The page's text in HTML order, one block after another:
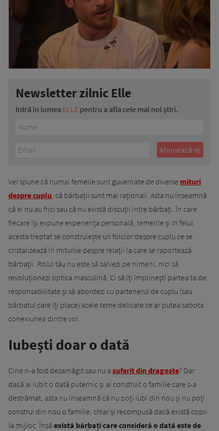
Newsletter zilnic Elle
Intră în lumea ELLE pentru a afla cele mai noi știri.
Vei spune că numai femeile sunt guvernate de diverse mituri
despre cuplu, că bărbații sunt mai raționali. Asta nu înseamnă
că ei nu au frici sau că nu există discuții între bărbați. În care
fiecare își expune experiența personală, temerile și în felul
acesta treptat se construiește un folclor despre cuplu ce se
cristalizează în miturile despre relații la care se raportează
bărbații. Rolul tău nu este să salvezi pe nimeni, nici să
revoluționezi optica masculină. Ci să îți împlinești partea ta de
responsabilitate și să abordezi cu partenerul de cuplu (sau
bărbatul care îți place) acele teme delicate ce ar putea sabota
conexiunea dintre voi.
Iubești doar o dată
Cine n-a fost dezamăgit sau nu a suferit din dragoste? Dar
dacă ai iubit o dată puternic și ai construit o familie care s-a
destrămat, asta nu înseamnă că nu poți iubi din nou și nu poți
construi din nou o familie, chiar și recompusă dacă există copii
la mijloc. Însă există bărbați care consideră o dată este de